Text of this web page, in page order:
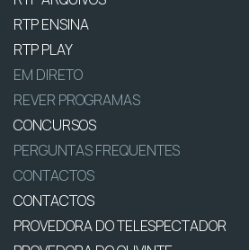
RTP ENSINA
RTP PLAY
EM DIRETO
REVER PROGRAMAS
CONCURSOS
PERGUNTAS FREQUENTES
CONTACTOS
CONTACTOS
PROVEDORA DO TELESPECTADOR